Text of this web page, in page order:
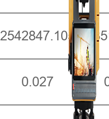
2542847.105
0.027